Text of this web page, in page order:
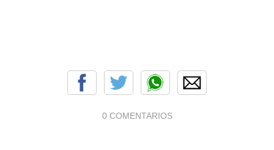
0 COMENTARIOS